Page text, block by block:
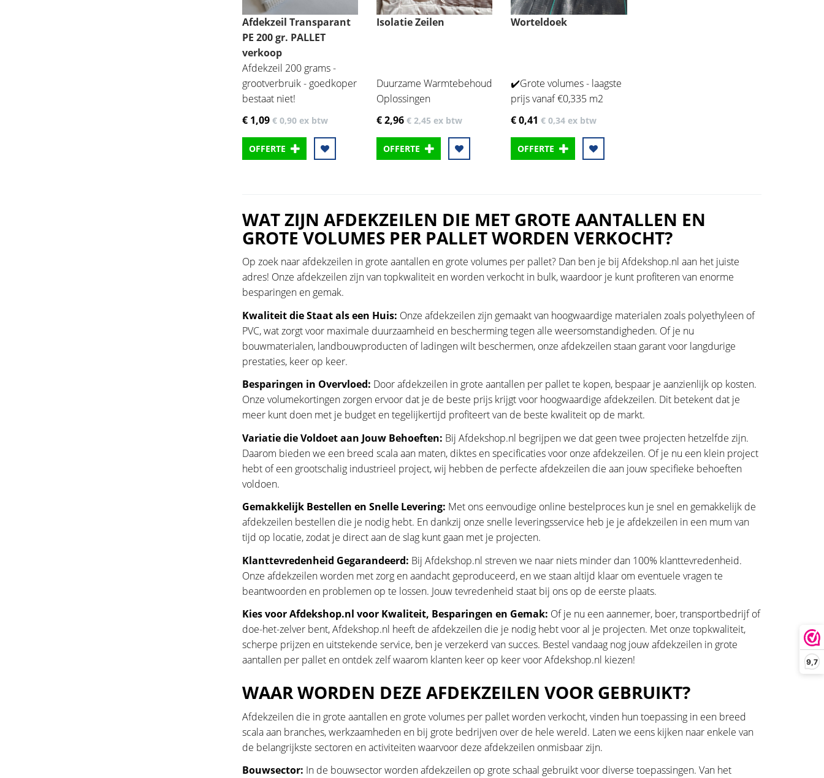
9,7
Afdekzeil Transparant
PE 200 gr. PALLET
verkoop
Afdekzeil 200 grams -
grootverbruik - goedkoper
bestaat niet!
€ 1,09 € 0,90ex btw
OFFERTE
Isolatie Zeilen
Duurzame Warmtebehoud
Oplossingen
€ 2,96 € 2,45 ex btw
OFFERTE
Worteldoek
✔️Grote volumes - laagste
prijs vanaf €0,335 m2
€ 0,41 € 0,34 ex btw
OFFERTE
WAT ZIJN AFDEKZEILEN DIE MET GROTE AANTALLEN EN
GROTE VOLUMES PER PALLET WORDEN VERKOCHT?
Op zoek naar afdekzeilen in grote aantallen en grote volumes per pallet? Dan ben je bij Afdekshop.nl aan het juiste
adres! Onze afdekzeilen zijn van topkwaliteit en worden verkocht in bulk, waardoor je kunt profiteren van enorme
besparingen en gemak.
Kwaliteit die Staat als een Huis: Onze afdekzeilen zijn gemaakt van hoogwaardige materialen zoals polyethyleen of
PVC, wat zorgt voor maximale duurzaamheid en bescherming tegen alle weersomstandigheden. Of je nu
bouwmaterialen, landbouwproducten of ladingen wilt beschermen, onze afdekzeilen staan garant voor langdurige
prestaties, keer op keer.
Besparingen in Overvloed: Door afdekzeilen in grote aantallen per pallet te kopen, bespaar je aanzienlijk op kosten.
Onze volumekortingen zorgen ervoor dat je de beste prijs krijgt voor hoogwaardige afdekzeilen. Dit betekent dat je
meer kunt doen met je budget en tegelijkertijd profiteert van de beste kwaliteit op de markt.
Variatie die Voldoet aan Jouw Behoeften: Bij Afdekshop.nl begrijpen we dat geen twee projecten hetzelfde zijn.
Daarom bieden we een breed scala aan maten, diktes en specificaties voor onze afdekzeilen. Of je nu een klein project
hebt of een grootschalig industrieel project, wij hebben de perfecte afdekzeilen die aan jouw specifieke behoeften
voldoen.
Gemakkelijk Bestellen en Snelle Levering: Met ons eenvoudige online bestelproces kun je snel en gemakkelijk de
afdekzeilen bestellen die je nodig hebt. En dankzij onze snelle leveringsservice heb je je afdekzeilen in een mum van
tijd op locatie, zodat je direct aan de slag kunt gaan met je projecten.
Klanttevredenheid Gegarandeerd: Bij Afdekshop.nl streven we naar niets minder dan 100% klanttevredenheid.
Onze afdekzeilen worden met zorg en aandacht geproduceerd, en we staan altijd klaar om eventuele vragen te
beantwoorden en problemen op te lossen. Jouw tevredenheid staat bij ons op de eerste plaats.
Kies voor Afdekshop.nl voor Kwaliteit, Besparingen en Gemak: Of je nu een aannemer, boer, transportbedrijf of
doe-het-zelver bent, Afdekshop.nl heeft de afdekzeilen die je nodig hebt voor al je projecten. Met onze topkwaliteit,
scherpe prijzen en uitstekende service, ben je verzekerd van succes. Bestel vandaag nog jouw afdekzeilen in grote
aantallen per pallet en ontdek zelf waarom klanten keer op keer voor Afdekshop.nl kiezen!
WAAR WORDEN DEZE AFDEKZEILEN VOOR GEBRUIKT?
Afdekzeilen die in grote aantallen en grote volumes per pallet worden verkocht, vinden hun toepassing in een breed
scala aan branches, werkzaamheden en bij grote bedrijven over de hele wereld. Laten we eens kijken naar enkele van
de belangrijkste sectoren en activiteiten waarvoor deze afdekzeilen onmisbaar zijn.
Bouwsector: In de bouwsector worden afdekzeilen op grote schaal gebruikt voor diverse toepassingen. Van het